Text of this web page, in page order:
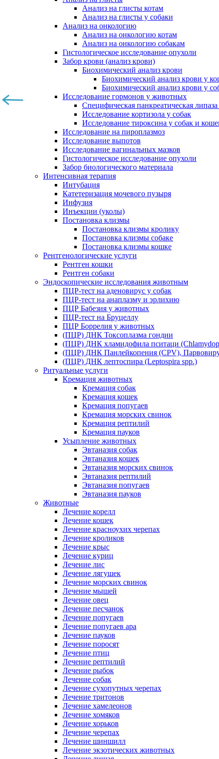
Анализ на глисты котам
Анализ на глисты у собаки
Анализ на онкологию
Анализ на онкологию котам
Анализ на онкологию собакам
Гистологическое исследование опухоли
Забор крови (анализ крови)
Биохимический анализ крови
Биохимический анализ крови у
Биохимический анализ крови у
Исследование гормонов у животных
Специфическая панкреатическая
Исследование кортизола у собак
Исследование тироксина у собак и
Исследование на пироплазмоз
Исследование выпотов
Исследование вагинальных мазков
Гистологическое исследование опухоли
Забор биологического материала
Интенсивная терапия
Интубация
Катетеризация мочевого пузыря
Инфузия
Инъекции (уколы)
Постановка клизмы
Постановка клизмы кролику
Постановка клизмы собаке
Постановка клизмы кошке
Рентгенологические услуги
Рентген кошки
Рентген собаки
Эндоскопические исследования животным
ПЦР-тест на аденовирус у собак
ПЦР-тест на анаплазму и эрлихию
ПЦР Бабезия у животных
ПЦР-тест на Бруцеллу
ПЦР Боррелия у животных
(ПЦР) ДНК Токсоплазма гондии
(ПЦР) ДНК хламидофила пситаци
(ПЦР) ДНК Панлейкопения (CPV),
(ПЦР) ДНК лептоспира (Leptospira spp.)
Ритуальные услуги
Кремация животных
Кремация собак
Кремация кошек
Кремация попугаев
Кремация морских свинок
Кремация рептилий
Кремация пауков
Усыпление животных
Эвтаназия собак
Эвтаназия кошек
Эвтаназия морских свинок
Эвтаназия рептилий
Эвтаназия попугаев
Эвтаназия пауков
Животные
Лечение корелл
Лечение кошек
Лечение красноухих черепах
Лечение кроликов
Лечение крыс
Лечение куриц
Лечение лис
Лечение лягушек
Лечение морских свинок
Лечение мышей
Лечение овец
Лечение песчанок
Лечение попугаев
Лечение попугаев ара
Лечение пауков
Лечение поросят
Лечение птиц
Лечение рептилий
Лечение рыбок
Лечение собак
Лечение сухопутных черепах
Лечение тритонов
Лечение хамелеонов
Лечение хомяков
Лечение хорьков
Лечение черепах
Лечение шиншилл
Лечение экзотических животных